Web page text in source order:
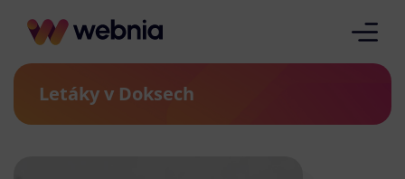
Letáky v Doksech